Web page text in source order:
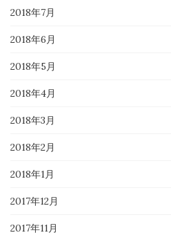
2018年7月
2018年6月
2018年5月
2018年4月
2018年3月
2018年2月
2018年1月
2017年12月
2017年11月